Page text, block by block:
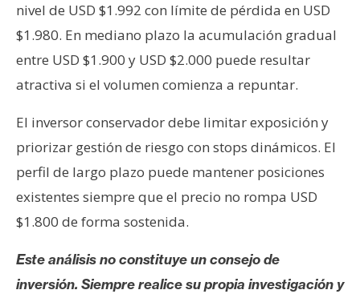
nivel de USD $1.992 con límite de pérdida en USD
$1.980. En mediano plazo la acumulación gradual
entre USD $1.900 y USD $2.000 puede resultar
atractiva si el volumen comienza a repuntar.
El inversor conservador debe limitar exposición y
priorizar gestión de riesgo con stops dinámicos. El
perfil de largo plazo puede mantener posiciones
existentes siempre que el precio no rompa USD
$1.800 de forma sostenida.
Este análisis no constituye un consejo de
inversión. Siempre realice su propia investigación y